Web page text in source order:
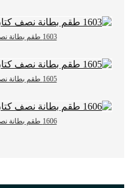
1603 طقم بطانة نصف كتان للحرف اليدوية
1605 طقم بطانة نصف كتان للحرف اليدوية
1606 طقم بطانة نصف كتان للحرف اليدوية